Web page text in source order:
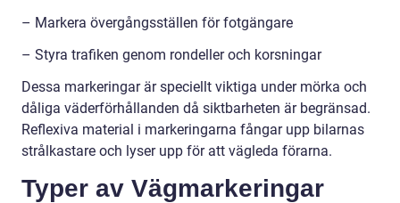
– Markera övergångsställen för fotgängare
– Styra trafiken genom rondeller och korsningar
Dessa markeringar är speciellt viktiga under mörka och
dåliga väderförhållanden då siktbarheten är begränsad.
Reflexiva material i markeringarna fångar upp bilarnas
strålkastare och lyser upp för att vägleda förarna.
Typer av Vägmarkeringar